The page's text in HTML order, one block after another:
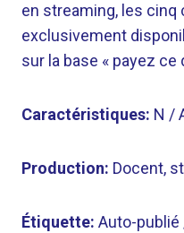
en streaming, les cinq
exclusivement
sur la base « payez ce
Caractéristiques: N /
Production: Docent,
Étiquette: Auto-publié